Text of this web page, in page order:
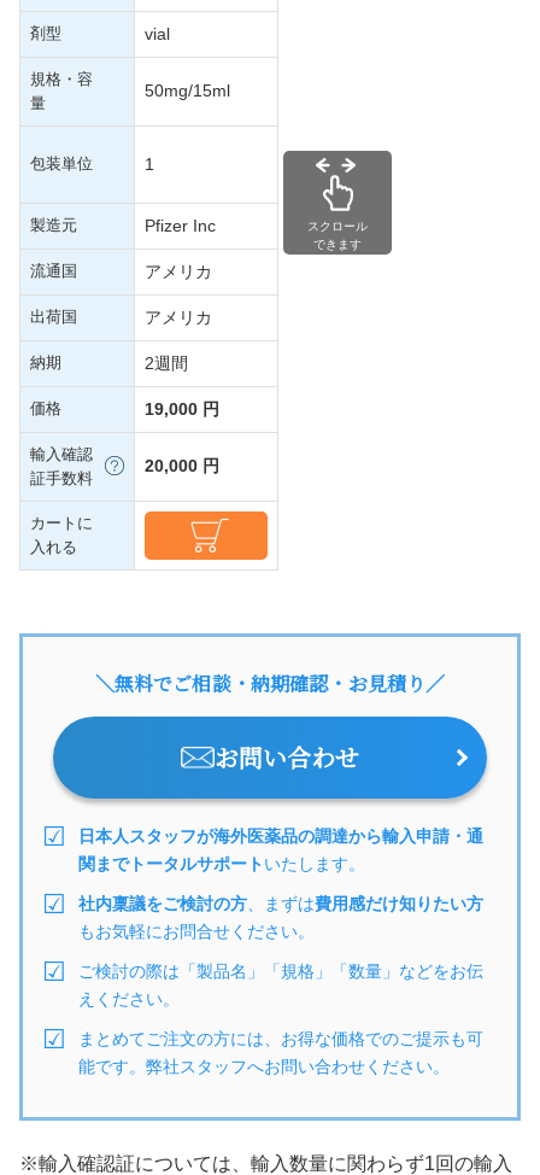
剤型 vial
規格・容
量
50mg/15ml
包装単位 1
製造元 Pfizer Inc
流通国 アメリカ
出荷国 アメリカ
納期 2週間
価格 19,000 円
輸入確認
証手数料
20,000 円
カートに
入れる
スクロール
できます
＼無料でご相談・納期確認・お見積り／
お問い合わせ
日本人スタッフが海外医薬品の調達から輸入申請・通
関までトータルサポートいたします。
社内稟議をご検討の方 、まずは費用感だけ知りたい方
もお気軽にお問合せください。
ご検討の際は「製品名」「規格」「数量」などをお伝
えください。
まとめてご注文の方には、お得な価格でのご提示も可
能です。弊社スタッフへお問い合わせください。
※輸入確認証については、輸入数量に関わらず1回の輸入